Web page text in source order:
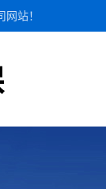
站！